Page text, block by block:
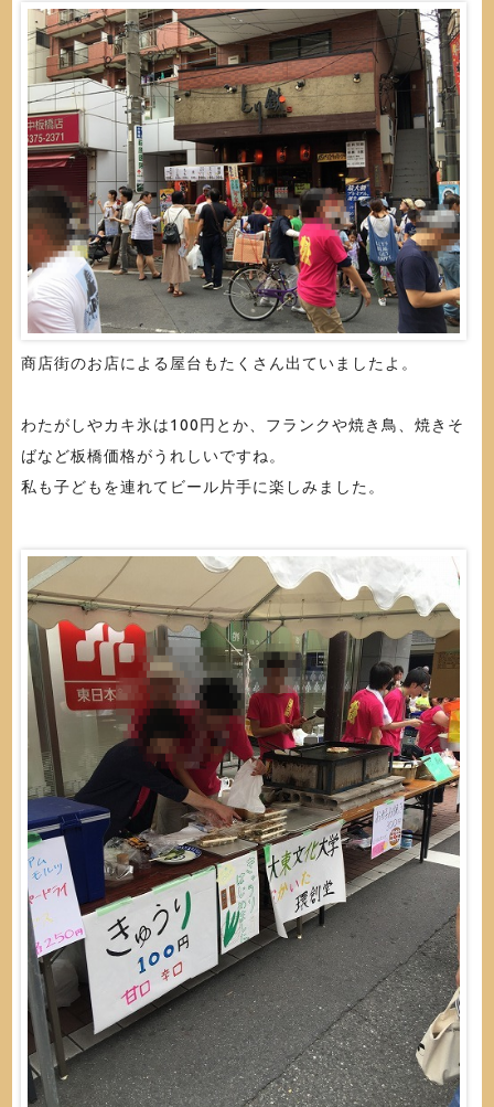
商店街のお店による屋台もたくさん出ていましたよ。
わたがしやカキ氷は100円とか、フランクや焼き鳥、焼きそ
ばなど板橋価格がうれしいですね。
私も子どもを連れてビール片手に楽しみました。